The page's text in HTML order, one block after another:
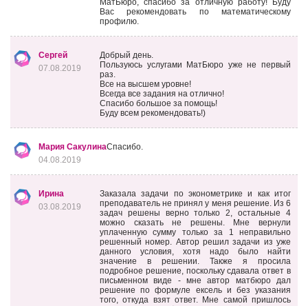
МатБюро, спасибо за отличную работу! Буду
Вас рекомендовать по математическому
профилю.
Сергей
07.08.2019
Добрый день.
Пользуюсь услугами МатБюро уже не первый
раз.
Все на высшем уровне!
Всегда все задания на отлично!
Спасибо большое за помощь!
Буду всем рекомендовать!)
Мария Сакулина
04.08.2019
Спасибо.
Ирина
03.08.2019
Заказала задачи по эконометрике и как итог
преподаватель не принял у меня решение. Из 6
задач решены верно только 2, остальные 4
можно сказать не решены. Мне вернули
уплаченную сумму только за 1 неправильно
решенный номер. Автор решил задачи из уже
данного условия, хотя надо было найти
значение в решении. Также я просила
подробное решение, поскольку сдавала ответ в
письменном виде - мне автор матбюро дал
решение по формуле ексель и без указания
того, откуда взят ответ. Мне самой пришлось